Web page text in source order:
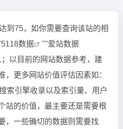
到75，如你需要查询该站的相
5118数据 ""爱站数据
以目前的网站数据参考，建
，更多网站价值评估因素如：
索引擎收录以及索引量、用户
站的价值，最主要还是需要根
，一些确切的数据则需要找